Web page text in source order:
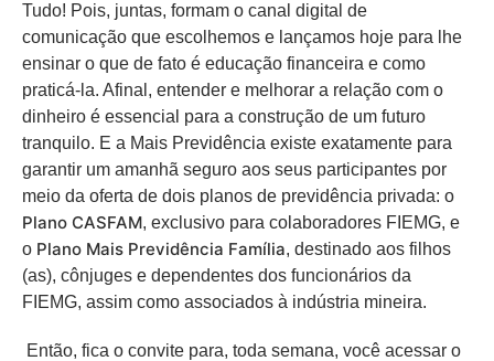
Tudo! Pois, juntas, formam o canal digital de
comunicação que escolhemos e lançamos hoje para lhe
ensinar o que de fato é educação financeira e como
praticá-la. Afinal, entender e melhorar a relação com o
dinheiro é essencial para a construção de um futuro
tranquilo. E a Mais Previdência existe exatamente para
garantir um amanhã seguro aos seus participantes por
meio da oferta de dois planos de previdência privada: o
Plano CASFAM, exclusivo para colaboradores FIEMG, e
o Plano Mais Previdência Família, destinado aos filhos
(as), cônjuges e dependentes dos funcionários da
FIEMG, assim como associados à indústria mineira.
Então, fica o convite para, toda semana, você acessar o